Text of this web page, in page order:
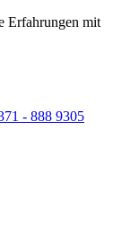
Erfahrungen mit
- 888 9305